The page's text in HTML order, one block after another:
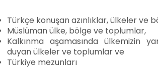
Türkçe konuşan azınlıklar, ülkeler ve
Müslüman ülke, bölge ve toplumlar,
Kalkınma aşamasında ülkemizin
duyan ülkeler ve toplumlar ve
Türkiye mezunları